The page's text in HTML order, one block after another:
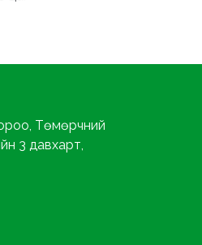
Төмөрчний
3 давхарт,